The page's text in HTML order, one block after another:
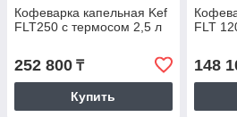
Кофеварка капельная Kef
FLT250 с термосом 2,5 л
252 800 ₸
Купить
FLT
148